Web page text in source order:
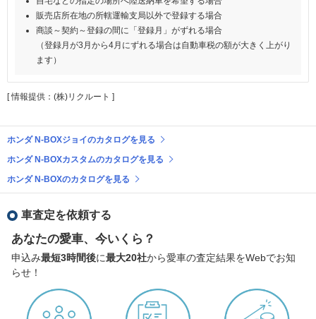
販売店所在地の所轄運輸支局以外で登録する場合
商談～契約～登録の間に「登録月」がずれる場合
（登録月が3月から4月にずれる場合は自動車税の額が大きく上がり
ます）
[ 情報提供：(株)リクルート ]
ホンダ N-BOXジョイのカタログを見る
ホンダ N-BOXカスタムのカタログを見る
ホンダ N-BOXのカタログを見る
車査定を依頼する
あなたの愛車、今いくら？
申込み最短3時間後に最大20社から愛車の査定結果をWebでお知
らせ！